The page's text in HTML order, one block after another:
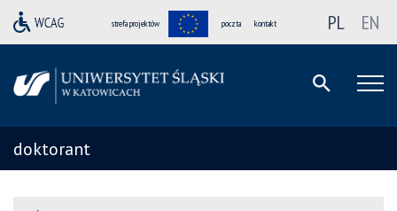
strefa projektów poczta kontakt PL EN
doktorant